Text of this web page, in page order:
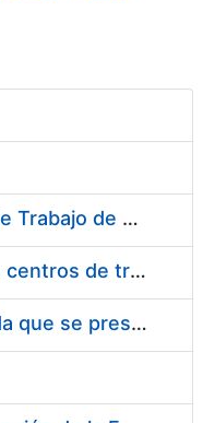
Suministro de Protectores Auditivos a medida para las personas trabajadoras de los Centros de Trabajo de Madrid y Burgos
Suministro de gafas graduadas antiproyecciones para los trabajadores de la FNMT-RCM en los centros de trabajo de Madrid y Burgos
Servicios de una empresa externa para el asesoramiento y resolución de los recursos de alzada que se presentan relacionados con procesos de selección para la FNMT-RCM